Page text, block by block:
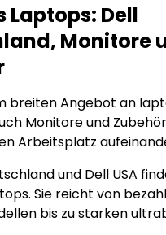
Laptops: Dell
Monitore
breiten Angebot an
Monitore und
Arbeitsplatz
und Dell USA
Sie reicht von
bis zu starken